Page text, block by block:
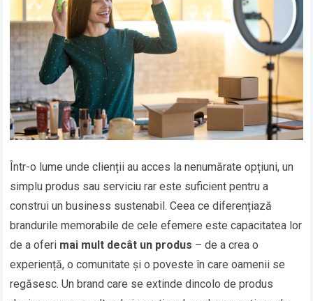
Într-o lume unde clienții au acces la nenumărate opțiuni, un
simplu produs sau serviciu rar este suficient pentru a
construi un business sustenabil. Ceea ce diferențiază
brandurile memorabile de cele efemere este capacitatea lor
de a oferi mai mult decât un produs – de a crea o
experiență, o comunitate și o poveste în care oamenii se
regăsesc. Un brand care se extinde dincolo de produs